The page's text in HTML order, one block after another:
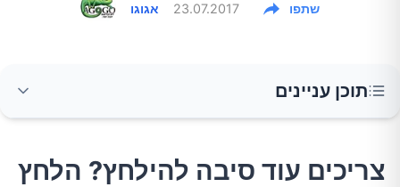
אגוגו 23.07.2017 שתפו
תוכן עניינים
להלחיץ אתכם עוד יותר! לחץ לא רק גורם לנו
צריכים עוד סיבה להילחץ? הלחץ